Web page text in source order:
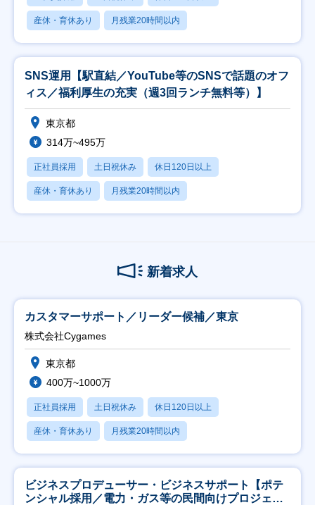
産休・育休あり 月残業20時間以内
SNS運用【駅直結／YouTube等のSNSで話題のオフ
ィス／福利厚生の充実（週3回ランチ無料等）】
東京都
314万~495万
正社員採用 土日祝休み 休日120日以上
産休・育休あり 月残業20時間以内
新着求人
カスタマーサポート／リーダー候補／東京
株式会社Cygames
東京都
400万~1000万
正社員採用 土日祝休み 休日120日以上
産休・育休あり 月残業20時間以内
ビジネスプロデューサー・ビジネスサポート【ポテ
ンシャル採用／電力・ガス等の民間向けプロジェク